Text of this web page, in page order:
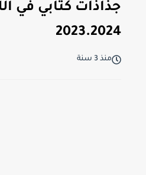
جذاذات كتابي في
2023.2024
منذ 3 سنة